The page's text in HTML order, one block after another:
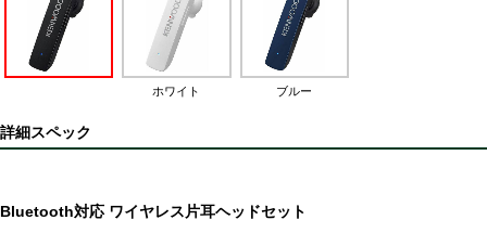
ホワイト ブルー
詳細スペック
Bluetooth対応 ワイヤレス片耳ヘッドセット